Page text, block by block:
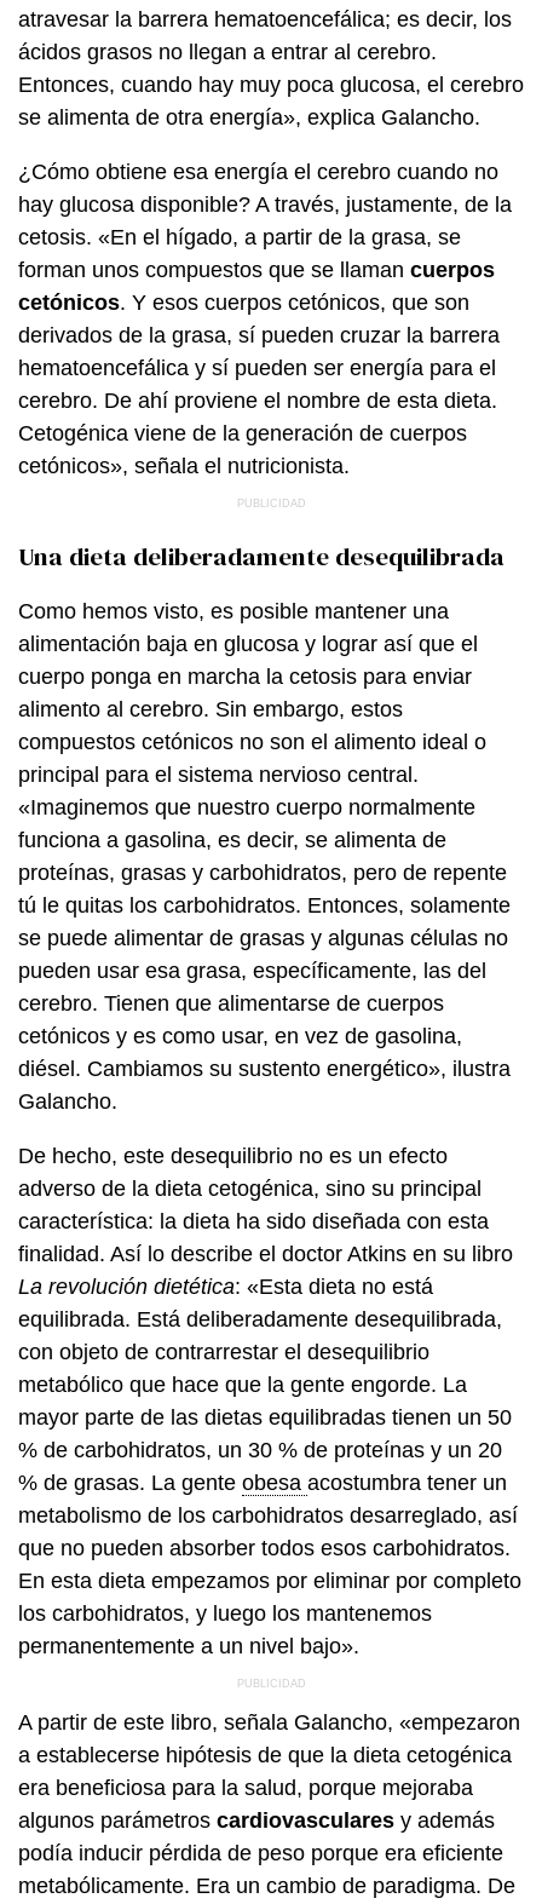
atravesar la barrera hematoencefálica; es decir, los
ácidos grasos no llegan a entrar al cerebro.
Entonces, cuando hay muy poca glucosa, el cerebro
se alimenta de otra energía», explica Galancho.
¿Cómo obtiene esa energía el cerebro cuando no
hay glucosa disponible? A través, justamente, de la
cetosis. «En el hígado, a partir de la grasa, se
forman unos compuestos que se llaman cuerpos
cetónicos. Y esos cuerpos cetónicos, que son
derivados de la grasa, sí pueden cruzar la barrera
hematoencefálica y sí pueden ser energía para el
cerebro. De ahí proviene el nombre de esta dieta.
Cetogénica viene de la generación de cuerpos
cetónicos», señala el nutricionista.
Una dieta deliberadamente desequilibrada
Como hemos visto, es posible mantener una
alimentación baja en glucosa y lograr así que el
cuerpo ponga en marcha la cetosis para enviar
alimento al cerebro. Sin embargo, estos
compuestos cetónicos no son el alimento ideal o
principal para el sistema nervioso central.
«Imaginemos que nuestro cuerpo normalmente
funciona a gasolina, es decir, se alimenta de
proteínas, grasas y carbohidratos, pero de repente
tú le quitas los carbohidratos. Entonces, solamente
se puede alimentar de grasas y algunas células no
pueden usar esa grasa, específicamente, las del
cerebro. Tienen que alimentarse de cuerpos
cetónicos y es como usar, en vez de gasolina,
diésel. Cambiamos su sustento energético», ilustra
Galancho.
De hecho, este desequilibrio no es un efecto
adverso de la dieta cetogénica, sino su principal
característica: la dieta ha sido diseñada con esta
finalidad. Así lo describe el doctor Atkins en su libro
La revolución dietética: «Esta dieta no está
equilibrada. Está deliberadamente desequilibrada,
con objeto de contrarrestar el desequilibrio
metabólico que hace que la gente engorde. La
mayor parte de las dietas equilibradas tienen un 50
% de carbohidratos, un 30 % de proteínas y un 20
% de grasas. La gente obesa acostumbra tener un
metabolismo de los carbohidratos desarreglado, así
que no pueden absorber todos esos carbohidratos.
En esta dieta empezamos por eliminar por completo
los carbohidratos, y luego los mantenemos
permanentemente a un nivel bajo».
A partir de este libro, señala Galancho, «empezaron
a establecerse hipótesis de que la dieta cetogénica
era beneficiosa para la salud, porque mejoraba
algunos parámetros cardiovasculares y además
podía inducir pérdida de peso porque era eficiente
metabólicamente. Era un cambio de paradigma. De